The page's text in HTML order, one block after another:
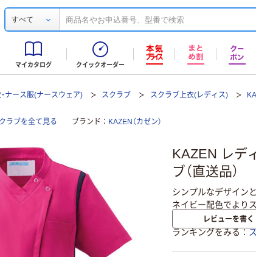
すべて
マイカタログ クイックオーダー
・ナース服(ナースウェア) スクラブ スクラブ上衣(レディス)
ラブを全て見る ブランド KAZEN（カゼン）
KAZEN レデ
ブ（直送品）
シンプルなデザイン
ネイビー配色でより
レビューを書く
ランキングをみる